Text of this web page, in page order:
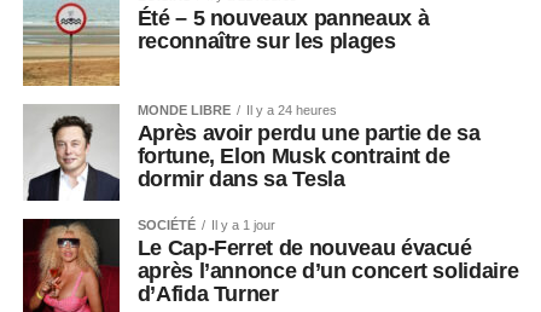
Été – 5 nouveaux panneaux à
reconnaître sur les plages
MONDE LIBRE Il y a 24 heures
Après avoir perdu une partie de sa
fortune, Elon Musk contraint de
dormir dans sa Tesla
SOCIÉTÉ Il y a 1 jour
Le Cap-Ferret de nouveau évacué
après l’annonce d’un concert solidaire
d’Afida Turner